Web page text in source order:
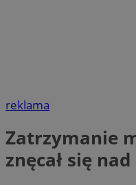
reklama
Zatrzymanie
znęcał się